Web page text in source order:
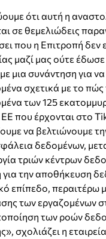
ότι αυτή η
σε θεμελιώδεις
που η Επιτροπή δεν
μαζί μας ούτε έδωσε
μια συνάντηση για
σχετικά με το
των 125
που έρχονται στο
να βελτιώνουμε
δεδομένων,
τριών κέντρων
την αποθήκευση
επίπεδο, περαιτέρω
των εργαζομένων
των ροών
σχολιάζει η